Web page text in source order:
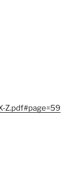
Z.pdf#page=59